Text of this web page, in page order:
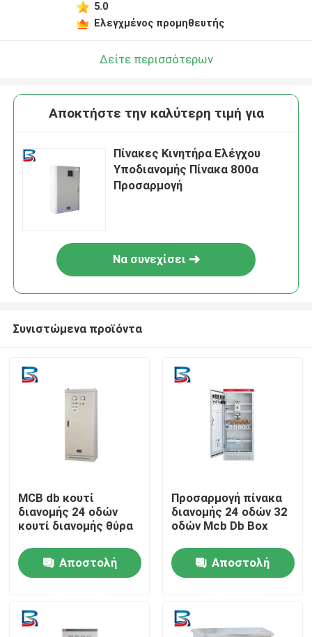
Σπίτι
Προϊόντα
5.0
Ελεγχμένος προμηθευτής
Δείτε περισσότερων
Αποκτήστε την καλύτερη τιμή για
Πίνακες Κινητήρα Ελέγχου
Υποδιανομής Πίνακα 800α
Προσαρμογή
Να συνεχίσει
Συνιστώμενα προϊόντα
MCB db κουτί
διανομής 24 οδών
κουτί διανομής θύρα
Αποστολή
Προσαρμογή πίνακα
διανομής 24 οδών 32
οδών Mcb Db Box
Αποστολή